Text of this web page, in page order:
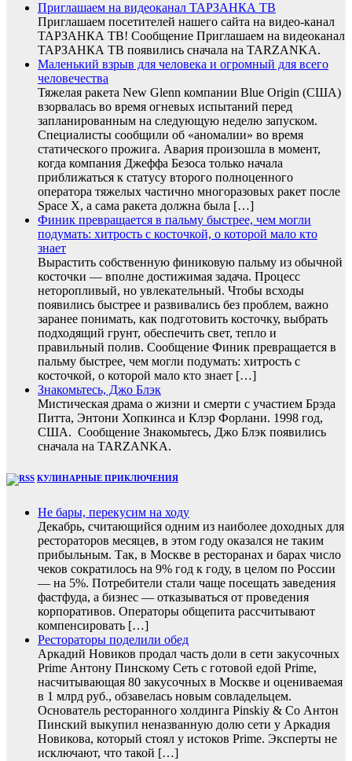
Приглашаем на видеоканал ТАРЗАНКА ТВ
Приглашаем посетителей нашего сайта на видео-канал
ТАРЗАНКА ТВ! Сообщение Приглашаем на видеоканал
ТАРЗАНКА ТВ появились сначала на TARZANKA.
Маленький взрыв для человека и огромный для всего
человечества
Тяжелая ракета New Glenn компании Blue Origin (США)
взорвалась во время огневых испытаний перед
запланированным на следующую неделю запуском.
Специалисты сообщили об «аномалии» во время
статического прожига. Авария произошла в момент,
когда компания Джеффа Безоса только начала
приближаться к статусу второго полноценного
оператора тяжелых частично многоразовых ракет после
Space X, а сама ракета должна была […]
Финик превращается в пальму быстрее, чем могли
подумать: хитрость с косточкой, о которой мало кто
знает
Вырастить собственную финиковую пальму из обычной
косточки — вполне достижимая задача. Процесс
неторопливый, но увлекательный. Чтобы всходы
появились быстрее и развивались без проблем, важно
заранее понимать, как подготовить косточку, выбрать
подходящий грунт, обеспечить свет, тепло и
правильный полив. Сообщение Финик превращается в
пальму быстрее, чем могли подумать: хитрость с
косточкой, о которой мало кто знает […]
Знакомьтесь, Джо Блэк
Мистическая драма о жизни и смерти с участием Брэда
Питта, Энтони Хопкинса и Клэр Форлани. 1998 год,
США. Сообщение Знакомьтесь, Джо Блэк появились
сначала на TARZANKA.
КУЛИНАРНЫЕ ПРИКЛЮЧЕНИЯ
Не бары, перекусим на ходу
Декабрь, считающийся одним из наиболее доходных для
рестораторов месяцев, в этом году оказался не таким
прибыльным. Так, в Москве в ресторанах и барах число
чеков сократилось на 9% год к году, в целом по России
— на 5%. Потребители стали чаще посещать заведения
фастфуда, а бизнес — отказываться от проведения
корпоративов. Операторы общепита рассчитывают
компенсировать […]
Рестораторы поделили обед
Аркадий Новиков продал часть доли в сети закусочных
Prime Антону Пинскому Сеть с готовой едой Prime,
насчитывающая 80 закусочных в Москве и оцениваемая
в 1 млрд руб., обзавелась новым совладельцем.
Основатель ресторанного холдинга Pinskiy & Co Антон
Пинский выкупил неназванную долю сети у Аркадия
Новикова, который стоял у истоков Prime. Эксперты не
исключают, что такой […]